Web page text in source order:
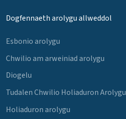
Dogfennaeth arolygu allweddol
Esbonio arolygu
Chwilio am arweiniad arolygu
Diogelu
Tudalen Chwilio Holiaduron Arolygu
Holiaduron arolygu